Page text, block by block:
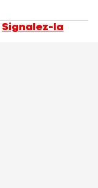
Signalez-la